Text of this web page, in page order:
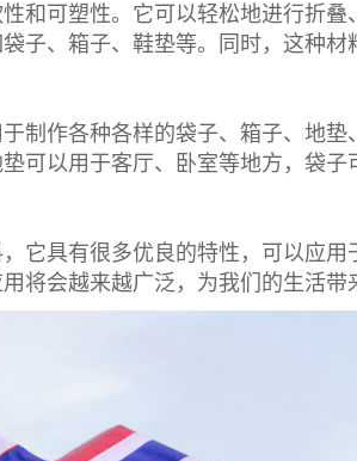
和可塑性。它可以轻松地进行折
子、箱子、鞋垫等。同时，这种
制作各种各样的袋子、箱子、地
可以用于客厅、卧室等地方，袋
它具有很多优良的特性，可以应
将会越来越广泛，为我们的生活带